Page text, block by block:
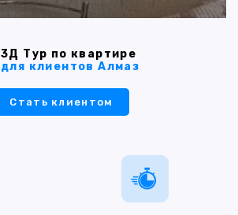
3Д Тур по квартире
для клиентов Алмаз
Стать клиентом